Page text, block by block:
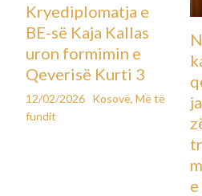
Kryediplomatja e
BE-së Kaja Kallas
uron formimin e
Qeverisë Kurti 3
12/02/2026 Kosovë,Më të
fundit